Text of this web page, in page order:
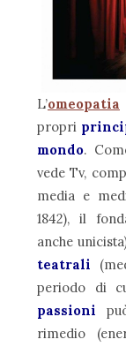
L’omeopatia
propri
mondo.
vede Tv,
media e
1842), il
anche
teatrali
periodo di
passioni
rimedio